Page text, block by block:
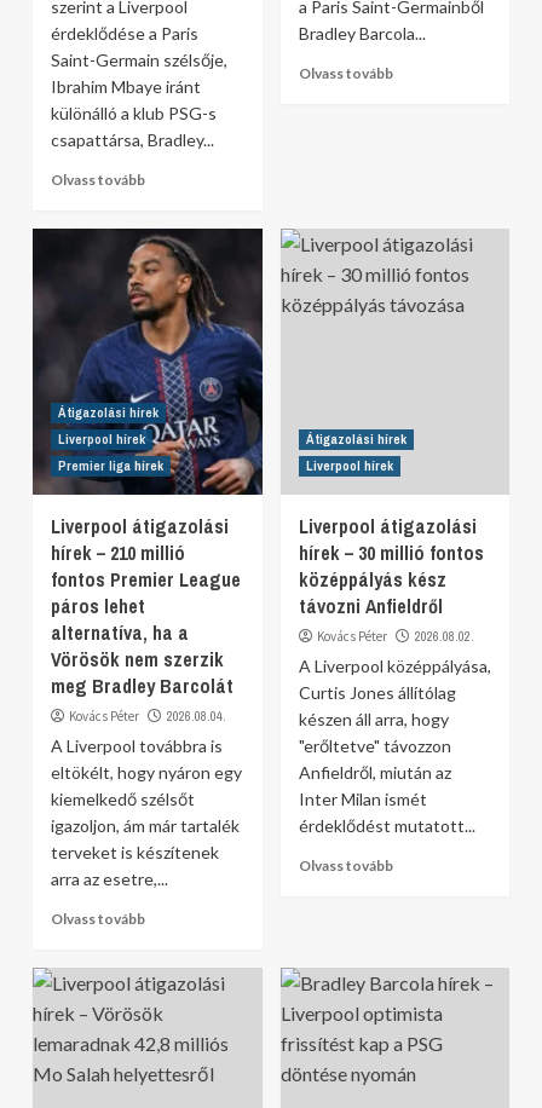
szerint a Liverpool
érdeklődése a Paris
Saint-Germain szélsője,
Ibrahim Mbaye iránt
különálló a klub PSG-s
csapattársa, Bradley...
Olvass tovább
a Paris Saint-Germainből
Bradley Barcola...
Olvass tovább
Átigazolási hírek
Liverpool hírek
Premier liga hírek
Liverpool átigazolási
hírek – 210 millió
fontos Premier League
páros lehet
alternatíva, ha a
Vörösök nem szerzik
meg Bradley Barcolát
Kovács Péter 2026.08.04.
A Liverpool továbbra is
eltökélt, hogy nyáron egy
kiemelkedő szélsőt
igazoljon, ám már tartalék
terveket is készítenek
arra az esetre,...
Olvass tovább
Átigazolási hírek
Liverpool hírek
Liverpool átigazolási
hírek – 30 millió fontos
középpályás kész
távozni Anfieldről
Kovács Péter 2026.08.02.
A Liverpool középpályása,
Curtis Jones állítólag
készen áll arra, hogy
"erőltetve" távozzon
Anfieldről, miután az
Inter Milan ismét
érdeklődést mutatott...
Olvass tovább